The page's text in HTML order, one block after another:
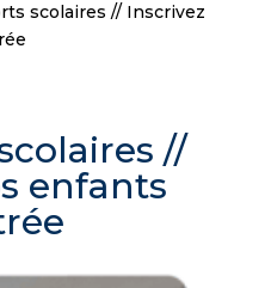
scolaires // Inscrivez
//
enfants